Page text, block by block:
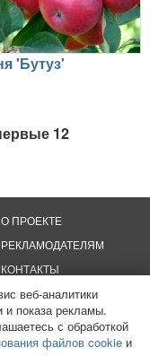
'Бутуз'
12
О ПРОЕКТЕ
РЕКЛАМОДАТЕЛЯМ
КОНТАКТЫ
файлов cookie
Монетизация
веб-аналитики
и показа рекламы.
с обработкой
файлов cookieи